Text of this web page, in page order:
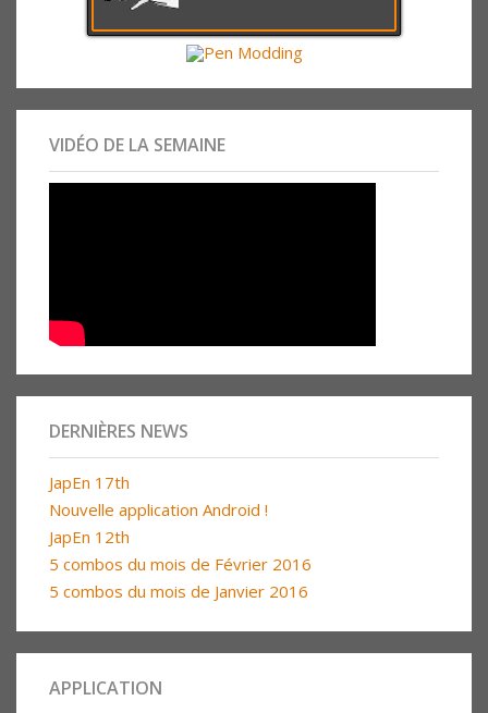
VIDÉO DE LA SEMAINE
DERNIÈRES NEWS
JapEn 17th
Nouvelle application Android !
JapEn 12th
5 combos du mois de Février 2016
5 combos du mois de Janvier 2016
APPLICATION